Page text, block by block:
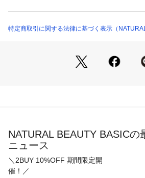
レ感もなく、シワになりづらいので着用
■シリーズパンツ[品番：0174130112]
像をご参照ください。
※詳しい洗濯方法については、商品の品質表示
0174150112 （ショップ）
特定商取引に関する法律に基づく表示（
NATURAL BEAUTY BASICの
ニュース
＼2BUY 10%OFF 期間限定開
催！／